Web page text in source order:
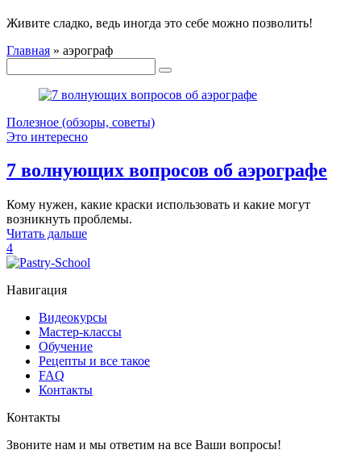
Живите сладко, ведь иногда это себе можно позволить!
Главная » аэрограф
Полезное (обзоры, советы)
Это интересно
7 волнующих вопросов об аэрографе
Кому нужен, какие краски использовать и какие могут
возникнуть проблемы.
Читать дальше
4
Навигация
Видеокурсы
Мастер-классы
Обучение
Рецепты и все такое
FAQ
Контакты
Контакты
Звоните нам и мы ответим на все Ваши вопросы!